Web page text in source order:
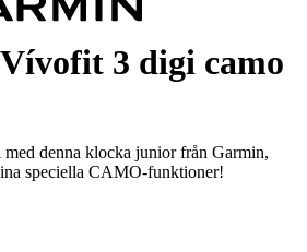
3 digi camo
denna klocka junior från Garmin,
speciella CAMO-funktioner!